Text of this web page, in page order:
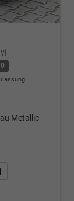
Metallic
anfordern
Fahrzeugexposé